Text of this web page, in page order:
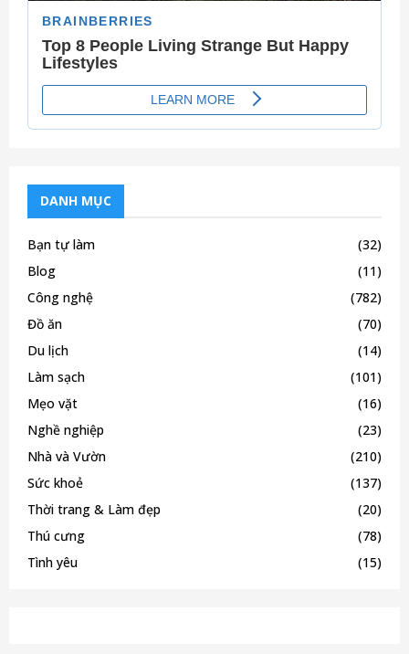
DANH MỤC
Bạn tự làm
(32)
Blog
(11)
Công nghệ
(782)
Đồ ăn
(70)
Du lịch
(14)
Làm sạch
(101)
Mẹo vặt
(16)
Nghề nghiệp
(23)
Nhà và Vườn
(210)
Sức khoẻ
(137)
Thời trang & Làm đẹp
(20)
Thú cưng
(78)
Tình yêu
(15)